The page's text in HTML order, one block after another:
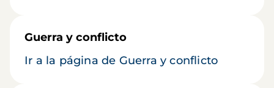
Guerra y conflicto
Ir a la página de Guerra y conflicto